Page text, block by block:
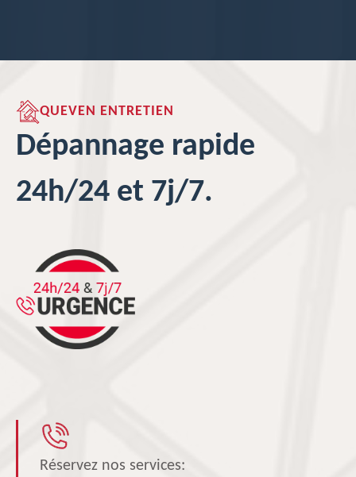
QUEVEN ENTRETIEN
Dépannage rapide
24h/24 et 7j/7.
Réservez nos services: